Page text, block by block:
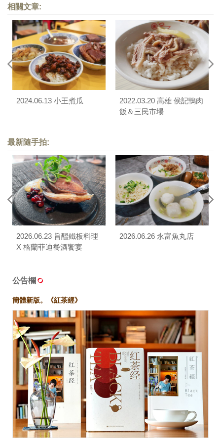
相關文章:
2024.06.13 小王煮瓜
2022.03.20 高雄 侯記鴨肉
飯＆三民市場
最新隨手拍:
2026.06.23 旨醞鐵板料理
X 格蘭菲迪餐酒饗宴
2026.06.26 永富魚丸店
公告欄
簡體新版。《紅茶經》